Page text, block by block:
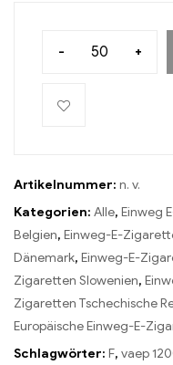
- +
Artikelnummer: n. v.
Kategorien: Alle, Einweg
Belgien, Einweg-E-
Dänemark, Einweg-E-
Zigaretten Slowenien,
Zigaretten Tschechische
Europäische Einweg-E-
Schlagwörter: F, vaep